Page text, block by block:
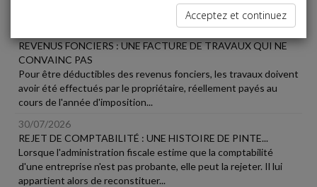
REVENUS FONCIERS : UNE FACTURE DE TRAVAUX QUI NE
CONVAINC PAS
Pour être déductibles des revenus fonciers, les travaux doivent
avoir été effectués par le propriétaire, réellement payés au
cours de l'année d'imposition...
30/07/2026
REJET DE COMPTABILITÉ : UNE HISTOIRE DE PINTE...
Lorsque l'administration fiscale estime que la comptabilité
d'une entreprise n'est pas probante, elle peut la rejeter. Il lui
appartient alors de reconstituer...
Acceptez et continuez